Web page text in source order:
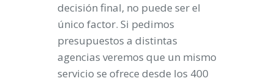
decisión final, no puede ser el
único factor. Si pedimos
presupuestos a distintas
agencias veremos que un mismo
servicio se ofrece desde los 400